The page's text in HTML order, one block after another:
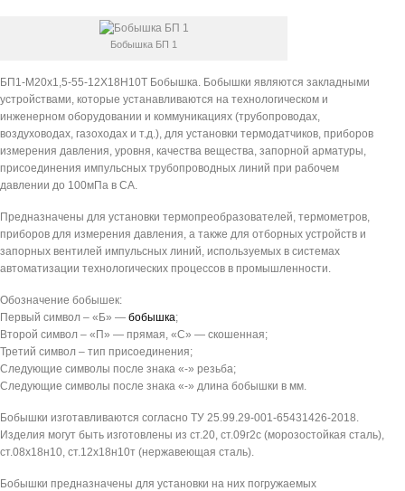
Бобышка БП 1
БП1-М20х1,5-55-12Х18Н10Т Бобышка. Бобышки являются закладными
устройствами, которые устанавливаются на технологическом и
инженерном оборудовании и коммуникациях (трубопроводах,
воздуховодах, газоходах и т.д.), для установки термодатчиков, приборов
измерения давления, уровня, качества вещества, запорной арматуры,
присоединения импульсных трубопроводных линий при рабочем
давлении до 100мПа в СА.
Предназначены для установки термопреобразователей, термометров,
приборов для измерения давления, а также для отборных устройств и
запорных вентилей импульсных линий, используемых в системах
автоматизации технологических процессов в промышленности.
Обозначение бобышек:
Первый символ – «Б» — бобышка;
Второй символ – «П» — прямая, «С» — скошенная;
Третий символ – тип присоединения;
Следующие символы после знака «-» резьба;
Следующие символы после знака «-» длина бобышки в мм.
Бобышки изготавливаются согласно ТУ 25.99.29-001-65431426-2018.
Изделия могут быть изготовлены из ст.20, ст.09г2с (морозостойкая сталь),
ст.08х18н10, ст.12х18н10т (нержавеющая сталь).
Бобышки предназначены для установки на них погружаемых